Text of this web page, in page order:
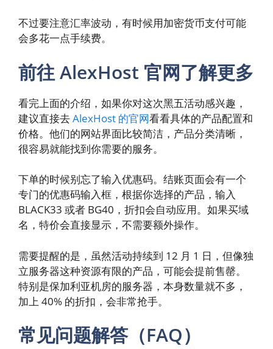
不过要注意汇率波动，有时候用加密货币支付可能
会多花一点手续费。
前往 AlexHost 官网了解更多
看完上面的介绍，如果你对这次黑五活动感兴趣，
建议直接去AlexHost 的官网看看具体的产品配置和
价格。他们的网站界面比较简洁，产品分类清晰，
很容易就能找到你需要的服务。
下单的时候别忘了输入优惠码。结账页面会有一个
专门的优惠码输入框，根据你选择的产品，输入
BLACK33 或者 BG40，折扣会自动应用。如果买域
名，特价会直接显示，不需要额外操作。
需要提醒的是，虽然活动持续到 12 月 1 日，但像独
立服务器这种资源有限的产品，可能会提前售罄。
特别是保加利亚机房的服务器，本身数量就不多，
加上 40% 的折扣，会非常抢手。
常见问题解答（FAQ）